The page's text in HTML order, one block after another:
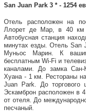
San Juan Park 3 * - 1254
Отель расположен на
Ллорет де Мар, в 40
Автобусная станция
минутах езды. Отель San
Муньос Марин. К
бесплатным Wi-Fi и
каналами. До замка Сан-
Хуана - 1 км. Рестораны
Juan Park. До
Эскамброн расположен в
от отеля. До
песчаный.